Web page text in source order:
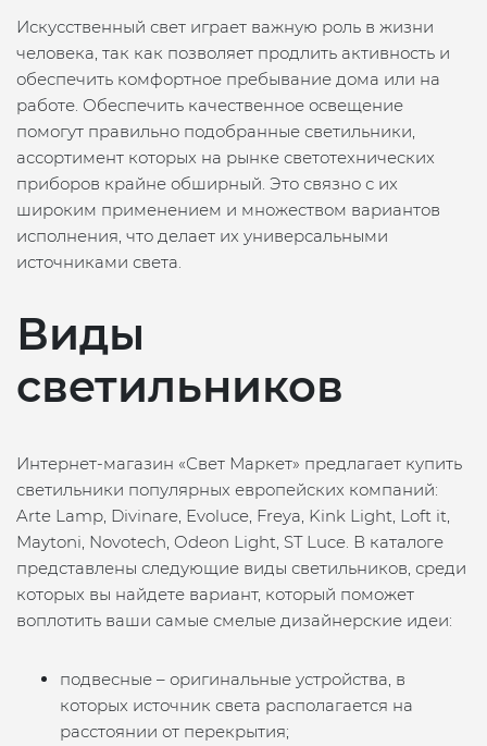
Искусственный свет играет важную роль в жизни
человека, так как позволяет продлить активность и
обеспечить комфортное пребывание дома или на
работе. Обеспечить качественное освещение
помогут правильно подобранные светильники,
ассортимент которых на рынке светотехнических
приборов крайне обширный. Это связно с их
широким применением и множеством вариантов
исполнения, что делает их универсальными
источниками света.
Виды
светильников
Интернет-магазин «Свет Маркет» предлагает купить
светильники популярных европейских компаний:
Arte Lamp, Divinare, Evoluce, Freya, Kink Light, Loft it,
Maytoni, Novotech, Odeon Light, ST Luce. В каталоге
представлены следующие виды светильников, среди
которых вы найдете вариант, который поможет
воплотить ваши самые смелые дизайнерские идеи:
подвесные – оригинальные устройства, в
которых источник света располагается на
расстоянии от перекрытия;